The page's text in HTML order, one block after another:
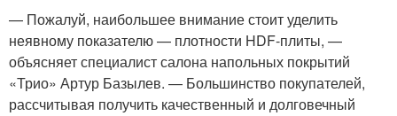
— Пожалуй, наибольшее внимание стоит уделить
неявному показателю — плотности HDF-плиты, —
объясняет специалист салона напольных покрытий
«Трио» Артур Базылев. — Большинство покупателей,
рассчитывая получить качественный и долговечный